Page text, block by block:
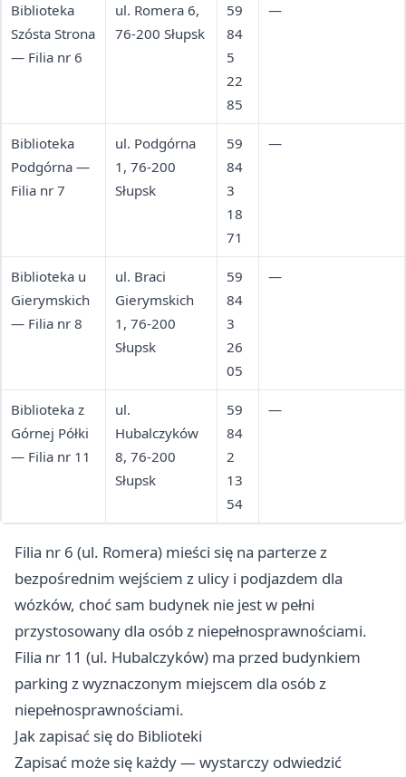
Biblioteka
Szósta Strona
— Filia nr 6
ul. Romera 6,
76-200 Słupsk
59
84
5
22
85
—
Biblioteka
Podgórna —
Filia nr 7
ul. Podgórna
1, 76-200
Słupsk
59
84
3
18
71
—
Biblioteka u
Gierymskich
— Filia nr 8
ul. Braci
Gierymskich
1, 76-200
Słupsk
59
84
3
26
05
—
Biblioteka z
Górnej Półki
— Filia nr 11
ul.
Hubalczyków
8, 76-200
Słupsk
59
84
2
13
54
—
Filia nr 6 (ul. Romera) mieści się na parterze z
bezpośrednim wejściem z ulicy i podjazdem dla
wózków, choć sam budynek nie jest w pełni
przystosowany dla osób z niepełnosprawnościami.
Filia nr 11 (ul. Hubalczyków) ma przed budynkiem
parking z wyznaczonym miejscem dla osób z
niepełnosprawnościami.
Jak zapisać się do Biblioteki
Zapisać może się każdy — wystarczy odwiedzić